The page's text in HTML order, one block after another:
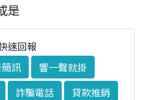
是
速回報
訊
響一聲就掛
詐騙電話
貸款推銷